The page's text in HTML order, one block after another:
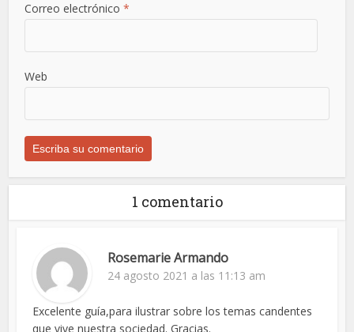
Correo electrónico*
Web
1 comentario
Rosemarie Armando
24 agosto 2021 a las 11:13 am
Excelente guía,para ilustrar sobre los temas candentes
que vive nuestra sociedad. Gracias.